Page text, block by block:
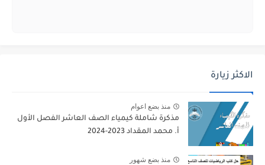
الاكثر زيارة
منذ بضع اعوام
مذكرة شاملة كيمياء الصف العاشر الفصل الأول
أ. محمد المقداد 2023-2024
منذ بضع شهور